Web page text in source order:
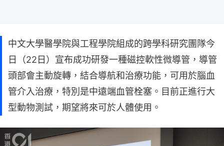
中文大學醫學院與工程學院組成的跨學科研究團隊今
日（22日）宣布成功研發一種磁控軟性微導管，導管
頭部會主動旋轉，結合導航和治療功能，可用於腦血
管介入治療，特別是中遠端血管栓塞。目前正進行大
型動物測試，期望將來可於人體使用。